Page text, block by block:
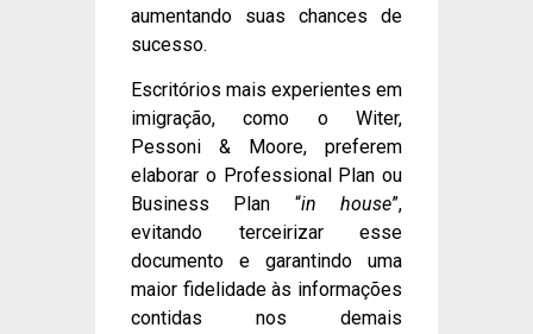
aumentando suas chances de
sucesso.
Escritórios mais experientes em
imigração, como o Witer,
Pessoni & Moore, preferem
elaborar o Professional Plan ou
Business Plan “in house”,
evitando terceirizar esse
documento e garantindo uma
maior fidelidade às informações
contidas nos demais